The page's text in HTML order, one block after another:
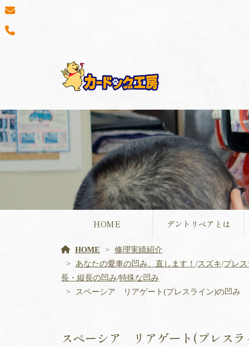
HOME デントリペアとは
HOME
修理実績紹介
あなたの愛車の凹み、直します！ /スズキ/プレ
長・縦長の凹み/特殊な凹み
スペーシア リアゲート(プレスライン)の凹み
スペーシア リアゲート(プレスラ